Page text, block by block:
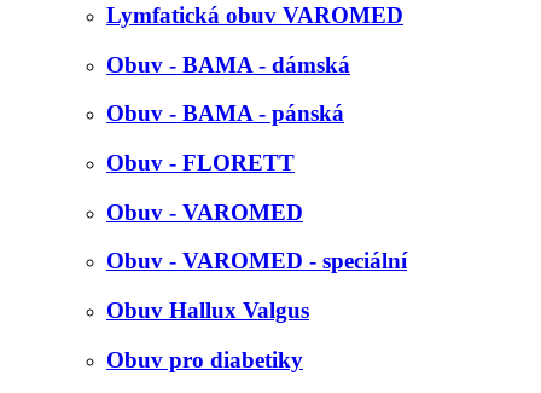
Lymfatická obuv VAROMED
Obuv - BAMA - dámská
Obuv - BAMA - pánská
Obuv - FLORETT
Obuv - VAROMED
Obuv - VAROMED - speciální
Obuv Hallux Valgus
Obuv pro diabetiky